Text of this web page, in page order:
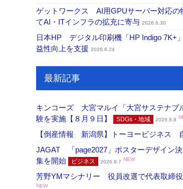
ゲットワークス AI用GPUサーバー対応の
てAI・ITインフラの拡充に寄与 2026.6.30
日本HP デジタル印刷機「HP Indigo 7K+
益性向上を支援 2026.6.24
最新記事
キンコーズ 大宮マルイ「大宮サステナブ
験を実施【８月９日】
SDGs・地域 2026.8.8
【倒産情報 新潟県】トーヨービジネス
JAGAT 「page2027」ポスターデザイン
集を開始
ビジネス 2026.8.7 NEW
芳野YMマシナリー 役員改選で代表取締
NEW